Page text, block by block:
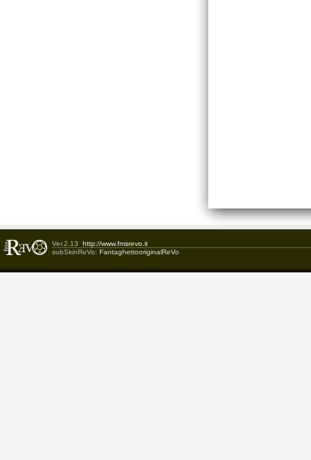
Ver.2.13 http://www.fmsrevo.it
subSkinReVo: FantaghettooriginalReVo